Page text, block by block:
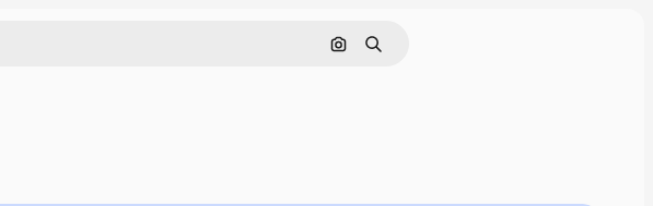
Поиск по изображению
Поиск